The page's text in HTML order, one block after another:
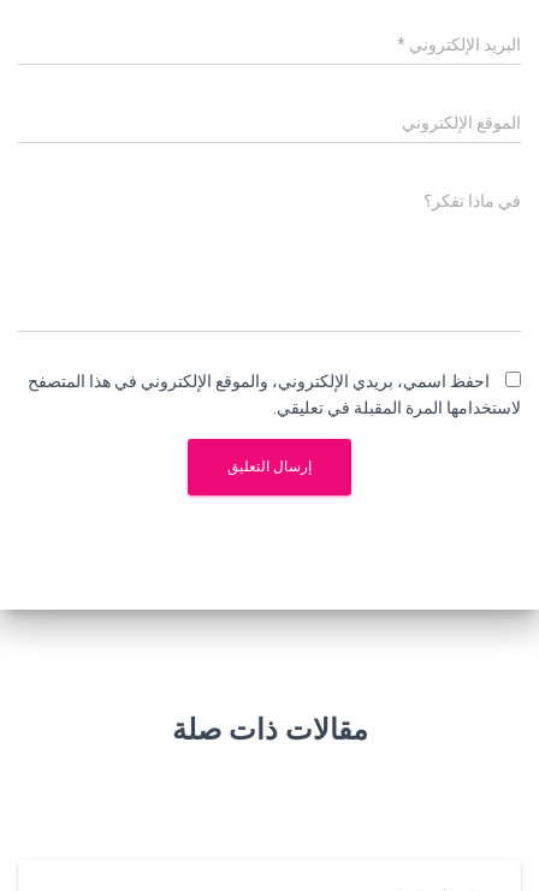
البريد الإلكتروني *
الموقع الإلكتروني
في ماذا تفكر؟
احفظ اسمي، بريدي الإلكتروني، والموقع الإلكتروني في هذا المتصفح
لاستخدامها المرة المقبلة في تعليقي.
مقالات ذات صلة